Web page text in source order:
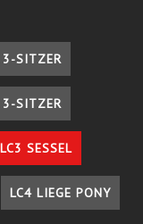
3-SITZER
3-SITZER
LC3 SESSEL
LC4 LIEGE PONY